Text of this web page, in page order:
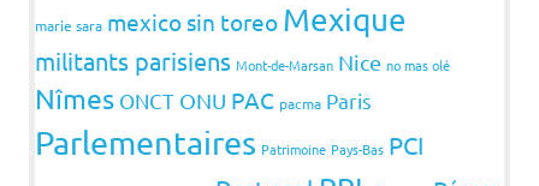
marie sara mexico sin toreo Mexique
militants parisiens Mont-de-Marsan Nice no mas olé
Nîmes ONCT ONU PAC pacma Paris
Parlementaires Patrimoine Pays-Bas PCI